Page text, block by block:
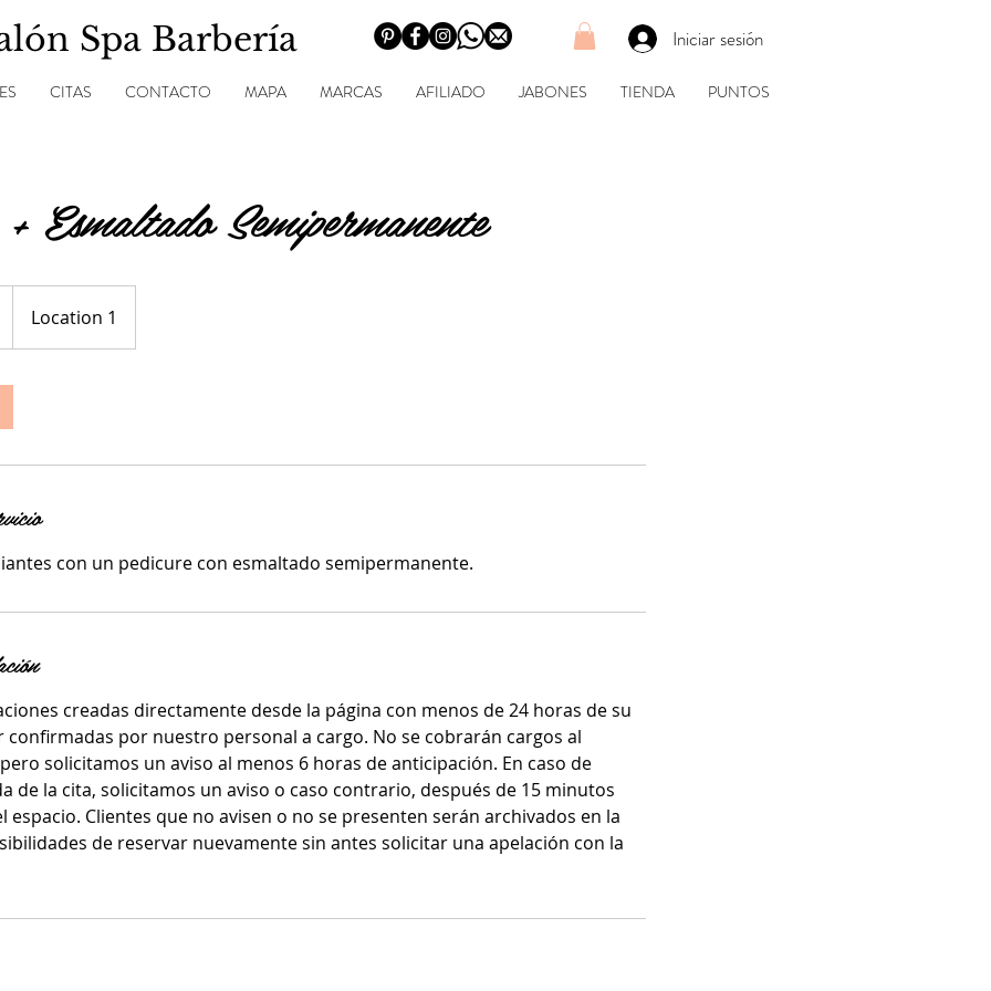
Spa Barbería Iniciar sesión
CITAS CONTACTO MAPA MARCAS AFILIADO JABONES TIENDA PUNTOS
Esmaltado Semipermanente
Location 1
con un pedicure con esmaltado semipermanente.
creadas directamente desde la página con menos de 24 horas de su
confirmadas por nuestro personal a cargo. No se cobrarán cargos al
solicitamos un aviso al menos 6 horas de anticipación. En caso de
de la cita, solicitamos un aviso o caso contrario, después de 15 minutos
espacio. Clientes que no avisen o no se presenten serán archivados en la
de reservar nuevamente sin antes solicitar una apelación con la